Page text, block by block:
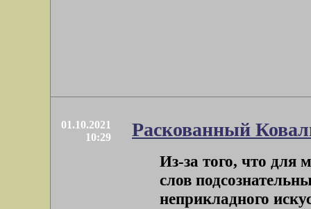
01.10.2021
10:29
Раскованный
Из-за того, что для
слов
неприкладного